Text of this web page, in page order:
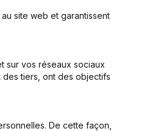
site web et garantissent
sur vos réseaux sociaux
tiers, ont des objectifs
De cette façon,